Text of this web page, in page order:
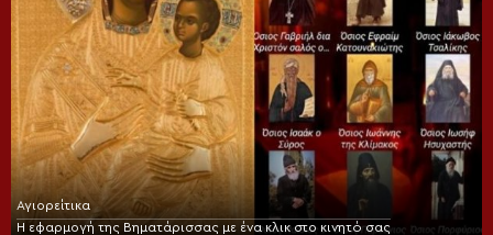
Αγιορείτικα
Η εφαρμογή της Βηματάρισσας με ένα κλικ στο κινητό σας